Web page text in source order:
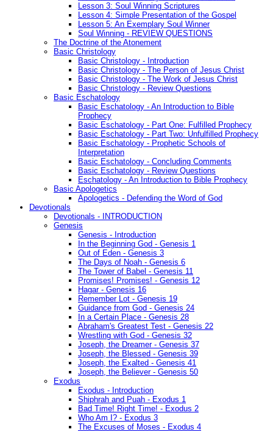
Lesson 3: Soul Winning Scriptures
Lesson 4: Simple Presentation of the Gospel
Lesson 5: An Exemplary Soul Winner
Soul Winning - REVIEW QUESTIONS
The Doctrine of the Atonement
Basic Christology
Basic Christology - Introduction
Basic Christology - The Person of Jesus Christ
Basic Christology - The Work of Jesus Christ
Basic Christology - Review Questions
Basic Eschatology
Basic Eschatology - An Introduction to Bible
Prophecy
Basic Eschatology - Part One: Fulfilled Prophecy
Basic Eschatology - Part Two: Unfulfilled Prophecy
Basic Eschatology - Prophetic Schools of
Interpretation
Basic Eschatology - Concluding Comments
Basic Eschatology - Review Questions
Eschatology - An Introduction to Bible Prophecy
Basic Apologetics
Apologetics - Defending the Word of God
Devotionals
Devotionals - INTRODUCTION
Genesis
Genesis - Introduction
In the Beginning God - Genesis 1
Out of Eden - Genesis 3
The Days of Noah - Genesis 6
The Tower of Babel - Genesis 11
Promises! Promises! - Genesis 12
Hagar - Genesis 16
Remember Lot - Genesis 19
Guidance from God - Genesis 24
In a Certain Place - Genesis 28
Abraham's Greatest Test - Genesis 22
Wrestling with God - Genesis 32
Joseph, the Dreamer - Genesis 37
Joseph, the Blessed - Genesis 39
Joseph, the Exalted - Genesis 41
Joseph, the Believer - Genesis 50
Exodus
Exodus - Introduction
Shiphrah and Puah - Exodus 1
Bad Time! Right Time! - Exodus 2
Who Am I? - Exodus 3
The Excuses of Moses - Exodus 4